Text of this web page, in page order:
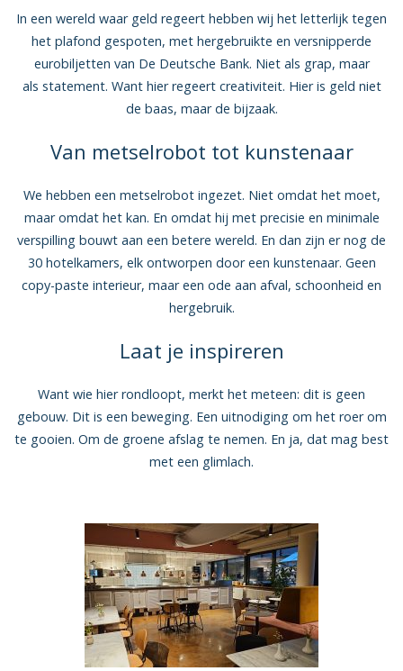
In een wereld waar geld regeert hebben wij het letterlijk tegen
het plafond gespoten, met hergebruikte en versnipperde
eurobiljetten van De Deutsche Bank. Niet als grap, maar
als statement. Want hier regeert creativiteit. Hier is geld niet
de baas, maar de bijzaak.
Van metselrobot tot kunstenaar
We hebben een metselrobot ingezet. Niet omdat het moet,
maar omdat het kan. En omdat hij met precisie en minimale
verspilling bouwt aan een betere wereld. En dan zijn er nog de
30 hotelkamers, elk ontworpen door een kunstenaar. Geen
copy-paste interieur, maar een ode aan afval, schoonheid en
hergebruik.
Laat je inspireren
Want wie hier rondloopt, merkt het meteen: dit is geen
gebouw. Dit is een beweging. Een uitnodiging om het roer om
te gooien. Om de groene afslag te nemen. En ja, dat mag best
met een glimlach.